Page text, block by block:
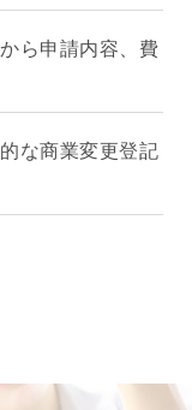
ら申請内容、費
な商業変更登記